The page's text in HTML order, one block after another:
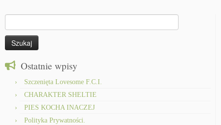
Ostatnie wpisy
Szczenięta Lovesome F.C.I.
CHARAKTER SHELTIE
PIES KOCHA INACZEJ
Polityka Prywatności.